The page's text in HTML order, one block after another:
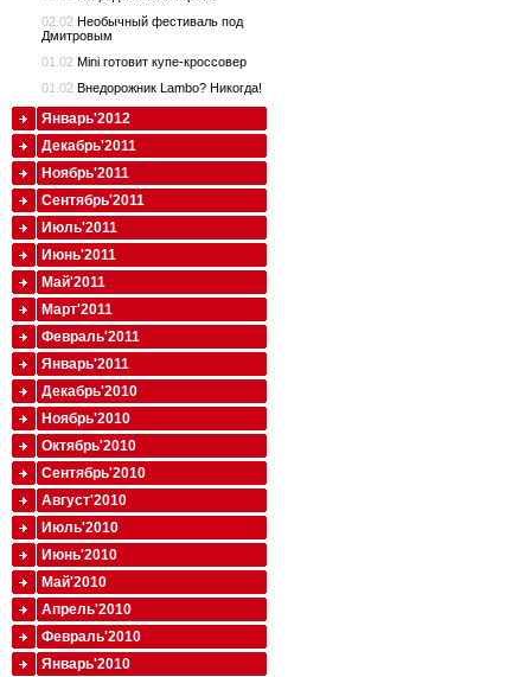
02.02 Необычный фестиваль под
Дмитровым
01.02 Mini готовит купе-кроссовер
01.02 Внедорожник Lambo? Никогда!
Январь'2012
Декабрь'2011
Ноябрь'2011
Сентябрь'2011
Июль'2011
Июнь'2011
Май'2011
Март'2011
Февраль'2011
Январь'2011
Декабрь'2010
Ноябрь'2010
Октябрь'2010
Сентябрь'2010
Август'2010
Июль'2010
Июнь'2010
Май'2010
Апрель'2010
Февраль'2010
Январь'2010